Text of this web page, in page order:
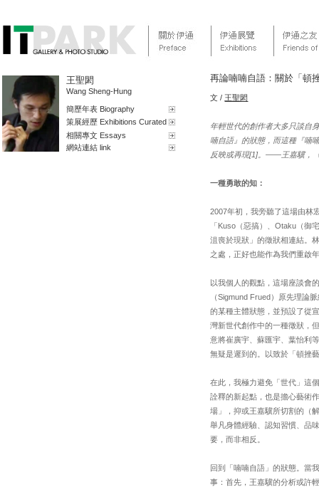
王聖閎
Wang Sheng-Hung
簡歷年表 Biography
策展經歷 Exhibitions Curated
相關專文 Essays
網站連結 link
再論喃喃自語：關於「頓
文 / 王聖閎
年輕世代的創作者大多只談自
喃自語』的狀態，而這種『喃
反映或再現[1]。——王嘉驥，
一種勇敢的知：
2007年初，我旁聽了這場由林
「Kuso（惡搞）、Otaku（御
沮喪於現狀」的徵狀相連結。
之處，正好也能作為我們重啟
以我個人的觀點，這場座談會
（Sigmund Frued）原先理論
的某種主體狀態，並預設了從
灣新世代創作中的一種徵狀，
意將崔廣宇、蘇匯宇、葉怡利
無疑是遲到的。以致於「頓挫
在此，我極力避免「世代」這
詮釋的新起點，也是擔心藝術
場」，抑或王嘉驥所切割的（
舉凡身體經驗、認知習慣、品
要，而非相反。
回到「喃喃自語」的狀態。當
事：首先，王嘉驥的分析或許